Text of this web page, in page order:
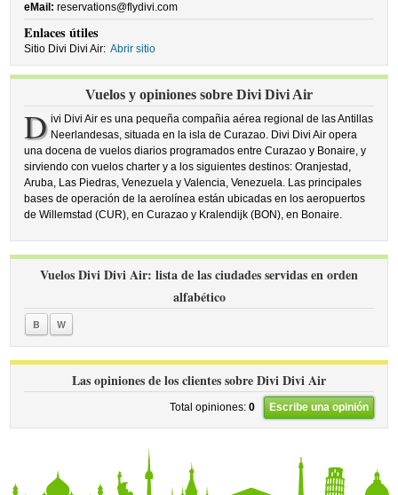
eMail: reservations@flydivi.com
Enlaces útiles
Sitio Divi Divi Air: Abrir sitio
Vuelos y opiniones sobre Divi Divi Air
D ivi Divi Air es una pequeña compañia aérea regional de las Antillas
Neerlandesas, situada en la isla de Curazao. Divi Divi Air opera
una docena de vuelos diarios programados entre Curazao y Bonaire, y
sirviendo con vuelos charter y a los siguientes destinos: Oranjestad,
Aruba, Las Piedras, Venezuela y Valencia, Venezuela. Las principales
bases de operación de la aerolínea están ubicadas en los aeropuertos
de Willemstad (CUR), en Curazao y Kralendijk (BON), en Bonaire.
Vuelos Divi Divi Air: lista de las ciudades servidas en orden
alfabético
B W
Las opiniones de los clientes sobre Divi Divi Air
Total opiniones: 0 Escribe una opinión